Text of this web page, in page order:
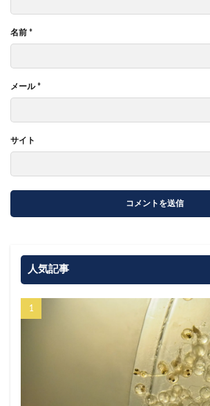
名前 *
メール*
サイト
人気記事